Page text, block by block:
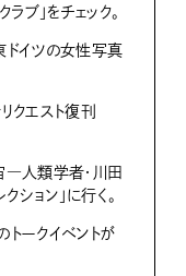
ラブ」をチェック。
ドイツの女性写真
クエスト復刊
―人類学者・川田
ョン」に行く。
トークイベントが